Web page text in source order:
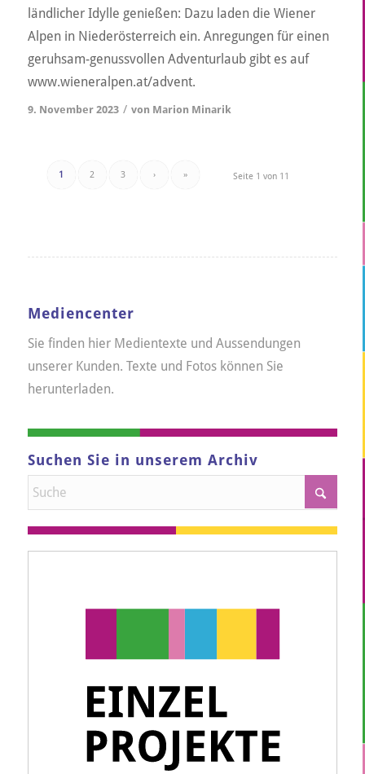
ländlicher Idylle genießen: Dazu laden die Wiener
Alpen in Niederösterreich ein. Anregungen für einen
geruhsam-genussvollen Adventurlaub gibt es auf
www.wieneralpen.at/advent.
9. November 2023 / von Marion Minarik
Seite 1 von 11
1 2 3 › »
Mediencenter
Sie finden hier Medientexte und Aussendungen
unserer Kunden. Texte und Fotos können Sie
herunterladen.
Suchen Sie in unserem Archiv